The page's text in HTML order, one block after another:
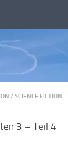
/ SCIENCE FICTION
3 – Teil 4